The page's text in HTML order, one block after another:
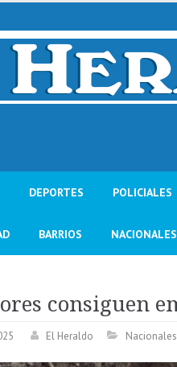
DEPORTES POLICIALES
BARRIOS NACIONALES
consiguen
El Heraldo Nacionales